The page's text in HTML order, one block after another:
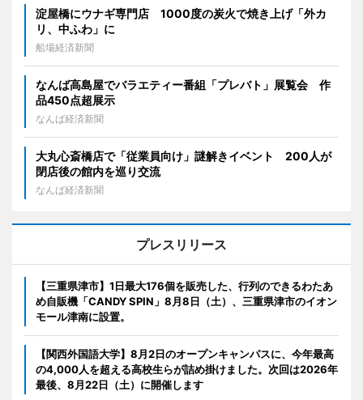
淀屋橋にウナギ専門店 1000度の炭火で焼き上げ「外カ
リ、中ふわ」に
船場経済新聞
なんば高島屋でバラエティー番組「プレバト」展覧会 作
品450点超展示
なんば経済新聞
大丸心斎橋店で「従業員向け」謎解きイベント 200人が
閉店後の館内を巡り交流
なんば経済新聞
プレスリリース
【三重県津市】1日最大176個を販売した、行列のできるわたあ
め自販機「CANDY SPIN」8月8日（土）、三重県津市のイオン
モール津南に設置。
【関西外国語大学】8月2日のオープンキャンパスに、今年最高
の4,000人を超える高校生らが詰め掛けました。次回は2026年
最後、8月22日（土）に開催します